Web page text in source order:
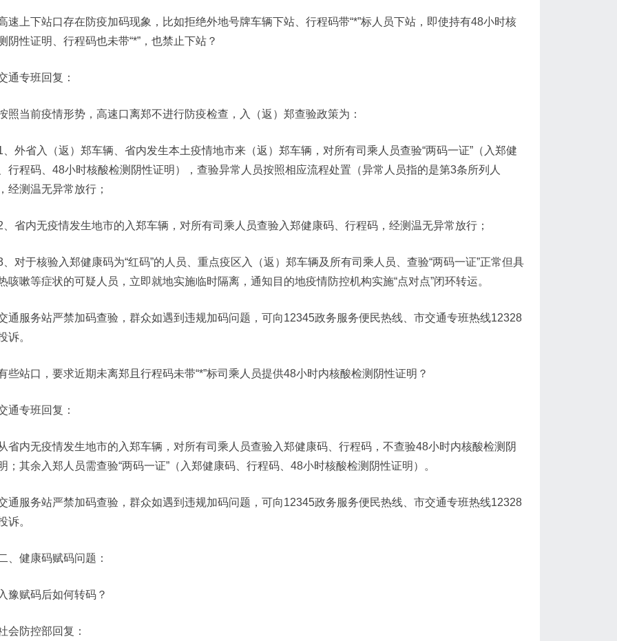
速上下站口存在防疫加码现象，比如拒绝外地号牌车辆下站、行程码带“*”标人员下站，即使持有48小时核
阴性证明、行程码也未带“*”，也禁止下站？
通专班回复：
照当前疫情形势，高速口离郑不进行防疫检查，入（返）郑查验政策为：
、外省入（返）郑车辆、省内发生本土疫情地市来（返）郑车辆，对所有司乘人员查验“两码一证”（入郑健
行程码、48小时核酸检测阴性证明），查验异常人员按照相应流程处置（异常人员指的是第3条所列人
经测温无异常放行；
、省内无疫情发生地市的入郑车辆，对所有司乘人员查验入郑健康码、行程码，经测温无异常放行；
、对于核验入郑健康码为“红码”的人员、重点疫区入（返）郑车辆及所有司乘人员、查验“两码一证”正常但具
咳嗽等症状的可疑人员，立即就地实施临时隔离，通知目的地疫情防控机构实施“点对点”闭环转运。
通服务站严禁加码查验，群众如遇到违规加码问题，可向12345政务服务便民热线、市交通专班热线12328
诉。
些站口，要求近期未离郑且行程码未带“*”标司乘人员提供48小时内核酸检测阴性证明？
通专班回复：
省内无疫情发生地市的入郑车辆，对所有司乘人员查验入郑健康码、行程码，不查验48小时内核酸检测阴
；其余入郑人员需查验“两码一证”（入郑健康码、行程码、48小时核酸检测阴性证明）。
通服务站严禁加码查验，群众如遇到违规加码问题，可向12345政务服务便民热线、市交通专班热线12328
诉。
、健康码赋码问题：
豫赋码后如何转码？
会防控部回复：